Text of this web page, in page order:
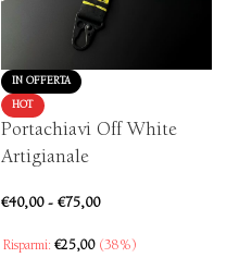
IN OFFERTA
HOT
Portachiavi Off White
Artigianale
€40,00 - €75,00
Risparmi: €25,00(38%)